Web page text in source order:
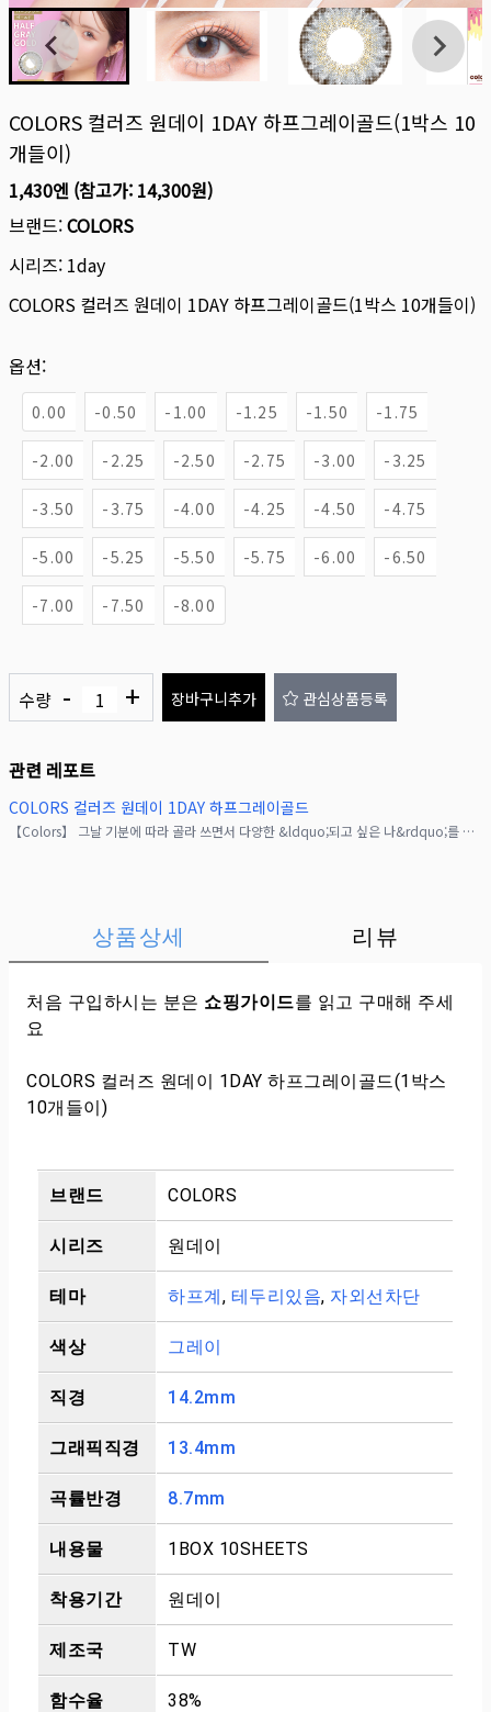
COLORS 컬러즈 원데이 1DAY 하프그레이골드(1박스 10
개들이)
1,430엔 (참고가: 14,300원)
브랜드:COLORS
시리즈: 1day
COLORS 컬러즈 원데이 1DAY 하프그레이골드(1박스 10개들이)
옵션:
0.00 -0.50 -1.00 -1.25 -1.50 -1.75
-2.00 -2.25 -2.50 -2.75 -3.00 -3.25
-3.50 -3.75 -4.00 -4.25 -4.50 -4.75
-5.00 -5.25 -5.50 -5.75 -6.00 -6.50
-7.00 -7.50 -8.00
수량 - + 장바구니추가 관심상품등록
관련 레포트
COLORS 컬러즈 원데이 1DAY 하프그레이골드
【Colors】 그날 기분에 따라 골라 쓰면서 다양한 &ldquo;되고 싶은 나&rdquo;를 연출할 수 있는 렌즈 (&acute;｡&bull; ᵕ &bull;｡`) ♡HALF G
상품상세 리뷰
처음 구입하시는 분은 쇼핑가이드를 읽고 구매해 주세
요
COLORS 컬러즈 원데이 1DAY 하프그레이골드(1박스
10개들이)
브랜드 COLORS
시리즈 원데이
테마 하프계, 테두리있음, 자외선차단
색상 그레이
직경 14.2mm
그래픽직경 13.4mm
곡률반경 8.7mm
내용물 1BOX 10SHEETS
착용기간 원데이
제조국 TW
함수율 38%